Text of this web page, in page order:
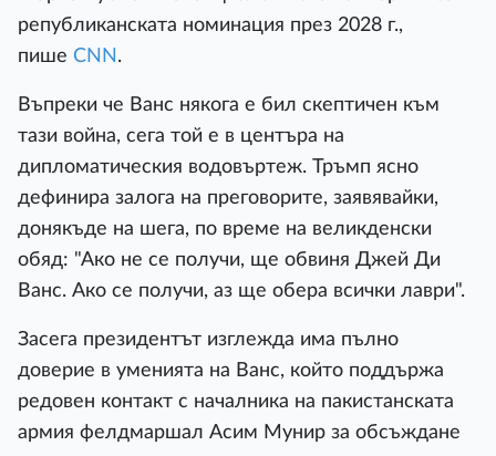
републиканската номинация през 2028 г.,
пише CNN .
Въпреки че Ванс някога е бил скептичен към
тази война, сега той е в центъра на
дипломатическия водовъртеж. Тръмп ясно
дефинира залога на преговорите, заявявайки,
донякъде на шега, по време на великденски
обяд: "Ако не се получи, ще обвиня Джей Ди
Ванс. Ако се получи, аз ще обера всички лаври".
Засега президентът изглежда има пълно
доверие в уменията на Ванс, който поддържа
редовен контакт с началника на пакистанската
армия фелдмаршал Асим Мунир за обсъждане